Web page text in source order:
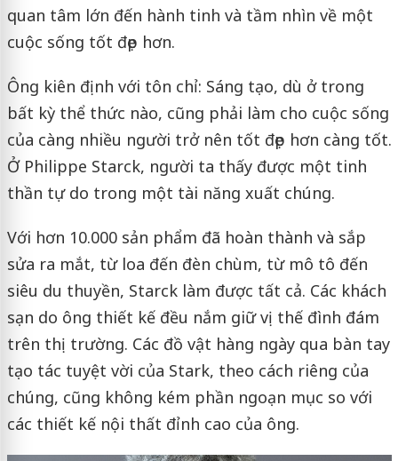
quan tâm lớn đến hành tinh và tầm nhìn về một
cuộc sống tốt đẹp hơn.
Ông kiên định với tôn chỉ: Sáng tạo, dù ở trong
bất kỳ thể thức nào, cũng phải làm cho cuộc sống
của càng nhiều người trở nên tốt đẹp hơn càng tốt.
Ở Philippe Starck, người ta thấy được một tinh
thần tự do trong một tài năng xuất chúng.
Với hơn 10.000 sản phẩm đã hoàn thành và sắp
sửa ra mắt, từ loa đến đèn chùm, từ mô tô đến
siêu du thuyền, Starck làm được tất cả. Các khách
sạn do ông thiết kế đều nắm giữ vị thế đình đám
trên thị trường. Các đồ vật hàng ngày qua bàn tay
tạo tác tuyệt vời của Stark, theo cách riêng của
chúng, cũng không kém phần ngoạn mục so với
các thiết kế nội thất đỉnh cao của ông.